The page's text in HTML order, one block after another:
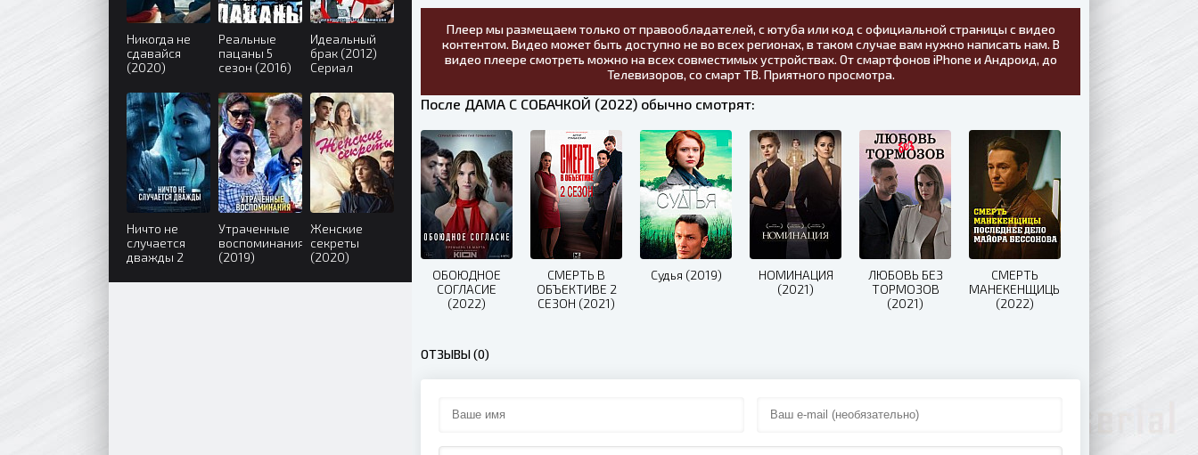
Плеер мы размещаем только от правообладателей, с ютуба или код с официальной страницы с видео
контентом. Видео может быть доступно не во всех регионах, в таком случае вам нужно написать нам. В
видео плеере смотреть можно на всех совместимых устройствах. От смартфонов iPhone и Андроид, до
Телевизоров, со смарт ТВ. Приятного просмотра.
После ДАМА С СОБАЧКОЙ (2022) обычно смотрят:
ОБОЮДНОЕ
СОГЛАСИЕ
(2022)
СМЕРТЬ В
ОБЪЕКТИВЕ 2
СЕЗОН (2021)
Судья (2019)
НОМИНАЦИЯ
(2021)
ЛЮБОВЬ БЕЗ
ТОРМОЗОВ
(2021)
СМЕРТЬ
МАНЕКЕНЩИЦЫ
(2022)
ОТЗЫВЫ (0)
Никогда не
сдавайся
(2020)
Реальные
пацаны 5
сезон (2016)
Идеальный
брак (2012)
Сериал
Ничто не
случается
дважды 2
Утраченные
воспоминания
(2019)
Женские
секреты
(2020)